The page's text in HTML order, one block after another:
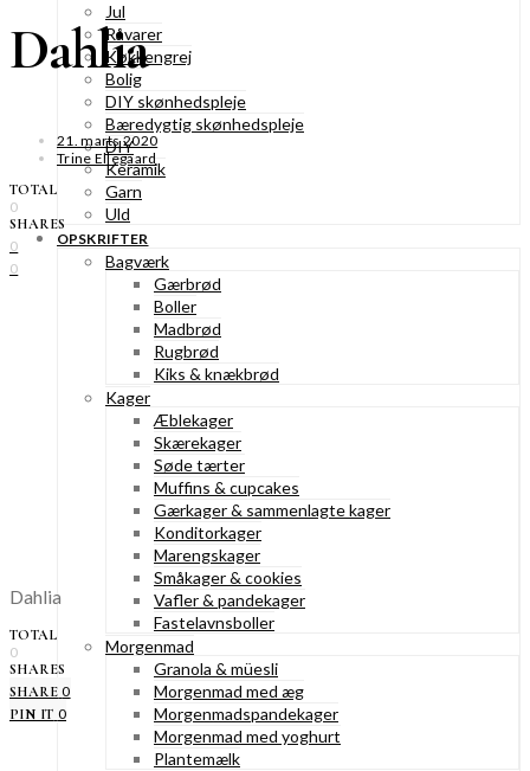
Jul
Råvarer
Køkkengrej
Bolig
DIY skønhedspleje
Bæredygtig skønhedspleje
DIY
Keramik
Garn
Uld
OPSKRIFTER
Bagværk
Gærbrød
Boller
Madbrød
Rugbrød
Kiks & knækbrød
Kager
Æblekager
Skærekager
Søde tærter
Muffins & cupcakes
Gærkager & sammenlagte kager
Konditorkager
Marengskager
Småkager & cookies
Vafler & pandekager
Fastelavnsboller
Morgenmad
Granola & müesli
Morgenmad med æg
Morgenmadspandekager
Morgenmad med yoghurt
Plantemælk
Dahlia
21. marts 2020
Trine Ellegaard
TOTAL
0
SHARES
0
0
Dahlia
TOTAL
0
SHARES
SHARE 0
PIN IT 0